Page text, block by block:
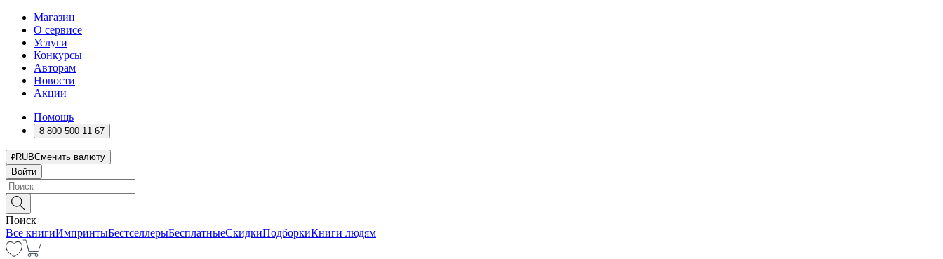
Магазин
О сервисе
Услуги
Конкурсы
Авторам
Новости
Акции
Помощь
8 800 500 11 67
RUBСменить валюту
Войти
Поиск
Все книгиИмпринтыБестселлерыБесплатныеСкидкиПодборкиКниги людям